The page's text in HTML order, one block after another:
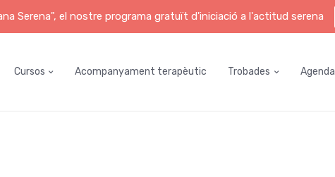
Serena", el nostre programa gratuït d'iniciació a l'actitud serena
Cursos Acompanyament terapèutic Trobades Agenda